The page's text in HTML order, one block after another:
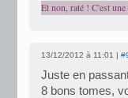
Et non, raté ! C'est
13/12/2012 à 11:01 |
Juste en
8 bons tomes,